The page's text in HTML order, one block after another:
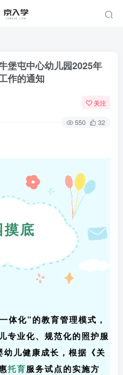
堡屯中心幼儿园2025年
作的通知
关注
550 32
摸底
体化”的教育管理模式，
专业化、规范化的照护服
儿健康成长，根据《关
托育服务试点的实施方